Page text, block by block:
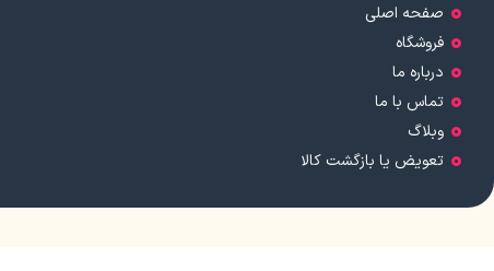
صفحه اصلی
فروشگاه
درباره ما
تماس با ما
وبلاگ
تعویض یا بازگشت کالا